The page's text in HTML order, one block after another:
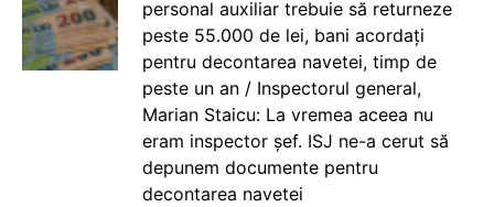
personal auxiliar trebuie să returneze
peste 55.000 de lei, bani acordați
pentru decontarea navetei, timp de
peste un an / Inspectorul general,
Marian Staicu: La vremea aceea nu
eram inspector șef. ISJ ne-a cerut să
depunem documente pentru
decontarea navetei